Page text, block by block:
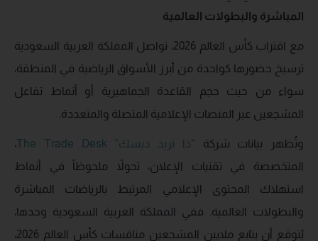
المباشرة والبطولات العالمية
مع اقتراب كأس العالم 2026، تواصل المملكة العربية السعودية
ترسيخ حضورها كواحدة من أبرز الأسواق الرياضية في المنطقة،
سواء من حيث حجم القاعدة الجماهيرية أو أنماط تفاعل
المشجعين عبر المنصات الإعلامية المتصلة والمتعددة.
وتُظهر بيانات شركة “ذا تريد ديسك” The Trade Desk
،
المتخصصة في تقنيات الإعلان، تحولاً ملحوظاً في أنماط
استهلاك المحتوى الإعلامي المرتبط بالرياضات المباشرة
والبطولات العالمية. ففي المملكة العربية السعودية وحدها،
يُتوقع أن يتابع ملايين المشجعين منافسات كأس العالم 2026،